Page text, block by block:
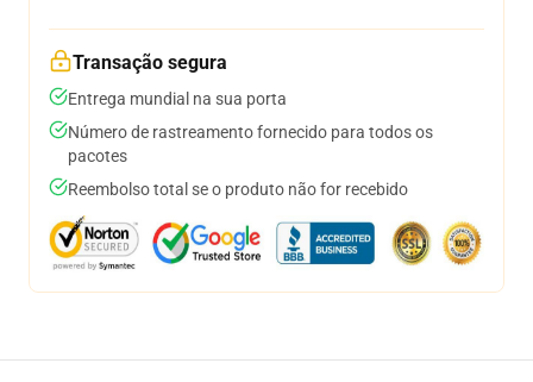
Transação segura
Entrega mundial na sua porta
Número de rastreamento fornecido para todos os
pacotes
Reembolso total se o produto não for recebido